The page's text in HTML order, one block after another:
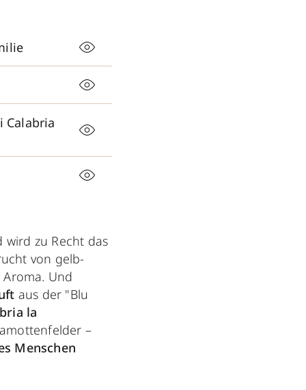
Calabria
zu Recht das
von gelb-
Und
aus der "Blu
la
–
Menschen